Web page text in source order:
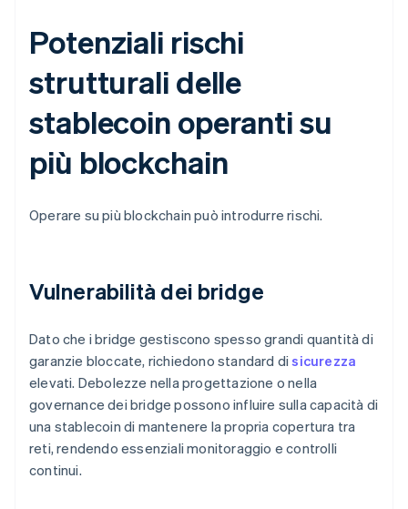
Potenziali rischi
strutturali delle
stablecoin operanti su
più blockchain
Operare su più blockchain può introdurre rischi.
Vulnerabilità dei bridge
Dato che i bridge gestiscono spesso grandi quantità di
garanzie bloccate, richiedono standard disicurezza
elevati. Debolezze nella progettazione o nella
governance dei bridge possono influire sulla capacità di
una stablecoin di mantenere la propria copertura tra
reti, rendendo essenziali monitoraggio e controlli
continui.